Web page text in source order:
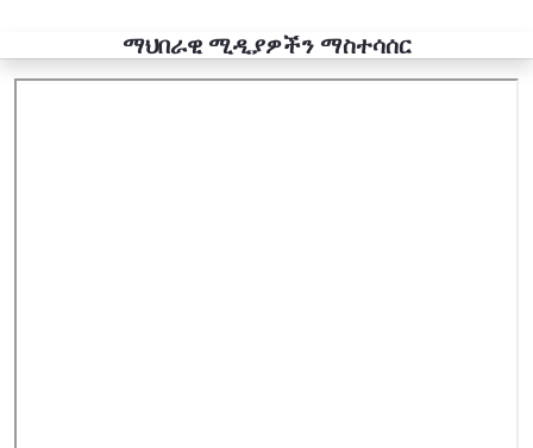
ማህበራዊ ሚዲያዎችን ማስተሳሰር